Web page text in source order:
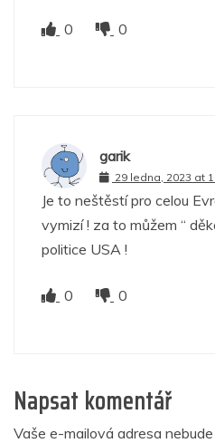
0 0
garik
29 ledna, 2023 at
Je to neštěstí pro celou
vymizí ! za to můžem “
politice USA !
0 0
Napsat komentář
Vaše e-mailová adresa